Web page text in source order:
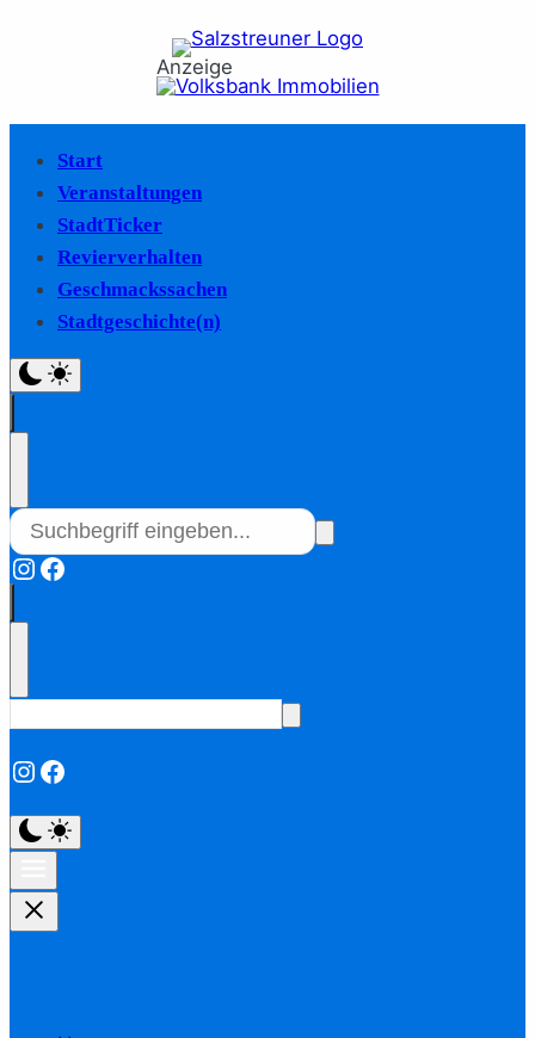
Anzeige
Start
Veranstaltungen
StadtTicker
Revierverhalten
Geschmackssachen
Stadtgeschichte(n)
Instagram
Facebook
Instagram
Facebook